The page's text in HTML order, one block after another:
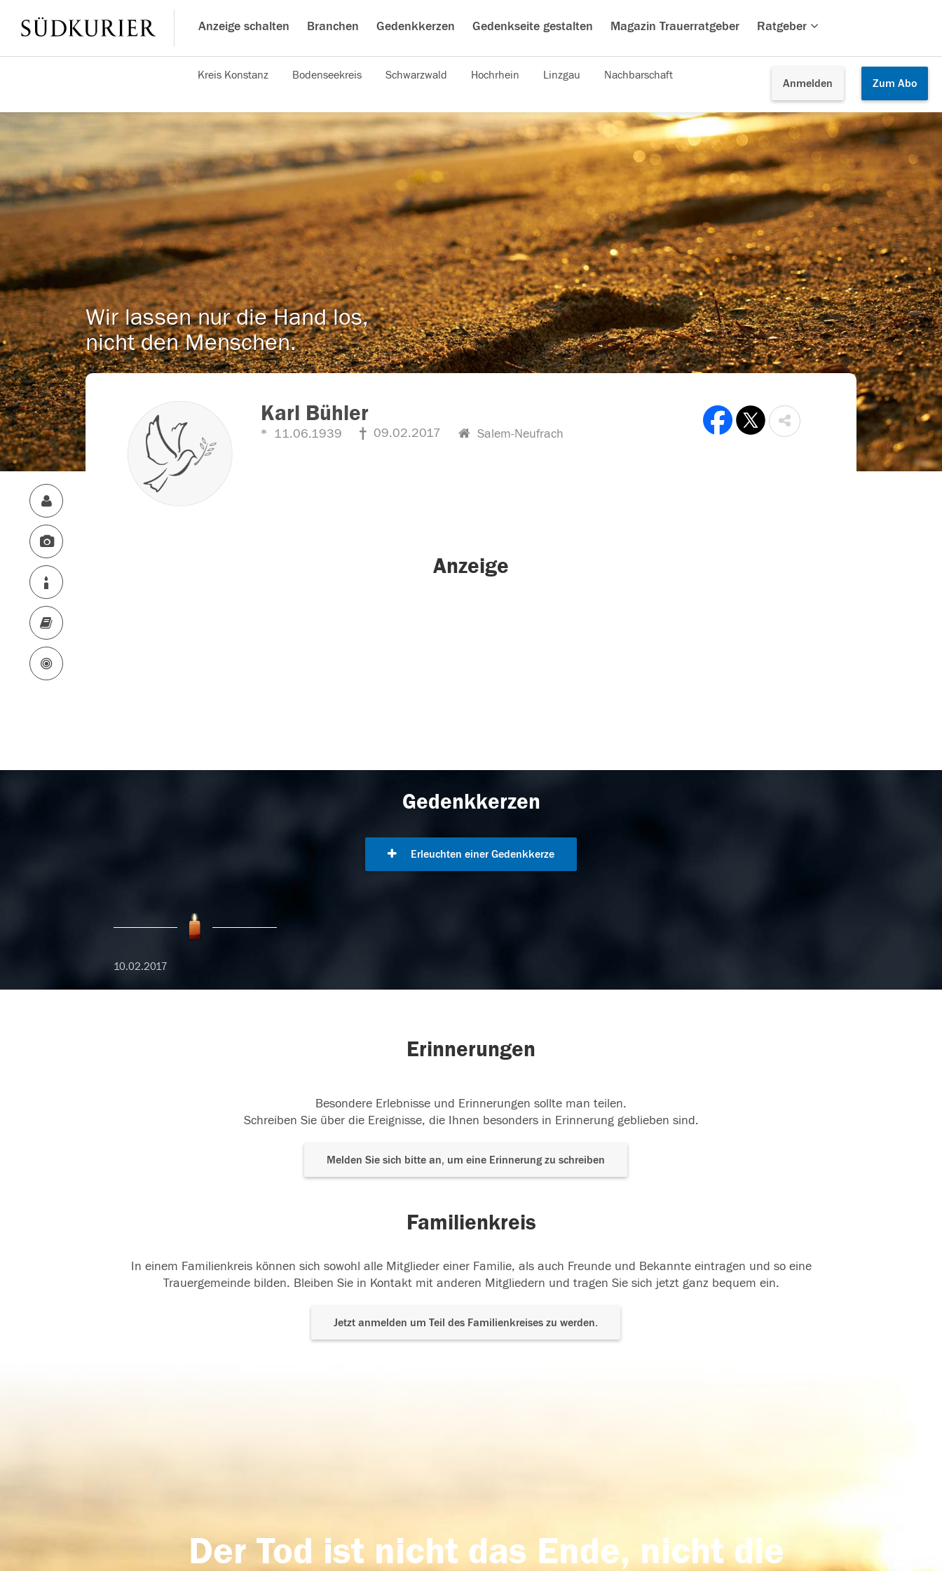
Anzeige schalten Branchen Gedenkkerzen Gedenkseite gestalten Magazin Trauerratgeber Ratgeber
Anmelden Zum Abo
Kreis Konstanz Bodenseekreis Schwarzwald Hochrhein Linzgau Nachbarschaft
Wir lassen nur die Hand los,
nicht den Menschen.
Karl Bühler
11.06.1939 09.02.2017 Salem-Neufrach
Anzeige
Gedenkkerzen
Erleuchten einer Gedenkkerze
10.02.2017
Erinnerungen
Besondere Erlebnisse und Erinnerungen sollte man teilen.
Schreiben Sie über die Ereignisse, die Ihnen besonders in Erinnerung geblieben sind.
Melden Sie sich bitte an, um eine Erinnerung zu schreiben
Familienkreis
In einem Familienkreis können sich sowohl alle Mitglieder einer Familie, als auch Freunde und Bekannte eintragen und so eine
Trauergemeinde bilden. Bleiben Sie in Kontakt mit anderen Mitgliedern und tragen Sie sich jetzt ganz bequem ein.
Jetzt anmelden um Teil des Familienkreises zu werden.
Der Tod ist nicht das Ende, nicht die